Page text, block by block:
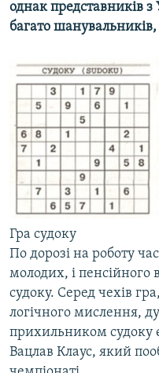
ПОДКАСТИ
РУС
УКР
КТАТ
ДОЛУЧАЙСЯ!
Усі сайти RFE/RL
однак представників
багато
Гра судоку
По дорозі на роботу
молодих, і пенсійного
судоку. Серед чехів
логічного мислення,
прихильником судоку
Вацлав Клаус, який